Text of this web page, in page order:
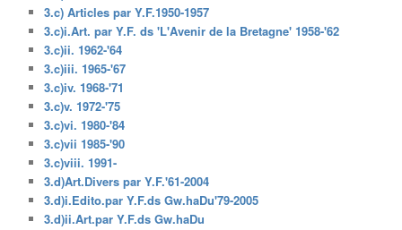
3.c) Articles par Y.F.1950-1957
3.c)i.Art. par Y.F. ds 'L'Avenir de la Bretagne' 1958-'62
3.c)ii. 1962-'64
3.c)iii. 1965-'67
3.c)iv. 1968-'71
3.c)v. 1972-'75
3.c)vi. 1980-'84
3.c)vii 1985-'90
3.c)viii. 1991-
3.d)Art.Divers par Y.F.'61-2004
3.d)i.Edito.par Y.F.ds Gw.haDu'79-2005
3.d)ii.Art.par Y.F.ds Gw.haDu